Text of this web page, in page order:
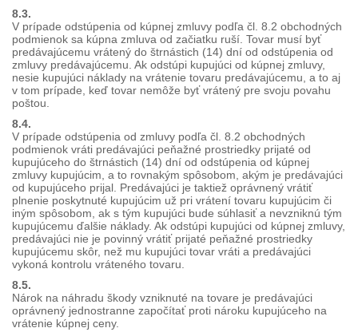
8.3.
V prípade odstúpenia od kúpnej zmluvy podľa čl. 8.2 obchodných
podmienok sa kúpna zmluva od začiatku ruší. Tovar musí byť
predávajúcemu vrátený do štrnástich (14) dní od odstúpenia od
zmluvy predávajúcemu. Ak odstúpi kupujúci od kúpnej zmluvy,
nesie kupujúci náklady na vrátenie tovaru predávajúcemu, a to aj
v tom prípade, keď tovar nemôže byť vrátený pre svoju povahu
poštou.
8.4.
V prípade odstúpenia od zmluvy podľa čl. 8.2 obchodných
podmienok vráti predávajúci peňažné prostriedky prijaté od
kupujúceho do štrnástich (14) dní od odstúpenia od kúpnej
zmluvy kupujúcim, a to rovnakým spôsobom, akým je predávajúci
od kupujúceho prijal. Predávajúci je taktiež oprávnený vrátiť
plnenie poskytnuté kupujúcim už pri vrátení tovaru kupujúcim či
iným spôsobom, ak s tým kupujúci bude súhlasiť a nevzniknú tým
kupujúcemu ďalšie náklady. Ak odstúpi kupujúci od kúpnej zmluvy,
predávajúci nie je povinný vrátiť prijaté peňažné prostriedky
kupujúcemu skôr, než mu kupujúci tovar vráti a predávajúci
vykoná kontrolu vráteného tovaru.
8.5.
Nárok na náhradu škody vzniknuté na tovare je predávajúci
oprávnený jednostranne započítať proti nároku kupujúceho na
vrátenie kúpnej ceny.